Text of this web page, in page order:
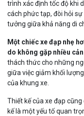
trình xác định tốc độ khi
cách phức tạp, đòi hỏi
tưởng giữa khả năng di
Một chiếc xe đạp nhẹ
do không gặp nhiều
thách thức cho những
giữa việc giảm khối
của khung xe.
Thiết kế của xe đạp
kế là một yếu tố quan